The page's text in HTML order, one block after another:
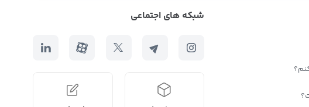
بخور تعبیه شده در آن‌ها انجام می‌شود.
شبکه های اجتماعی